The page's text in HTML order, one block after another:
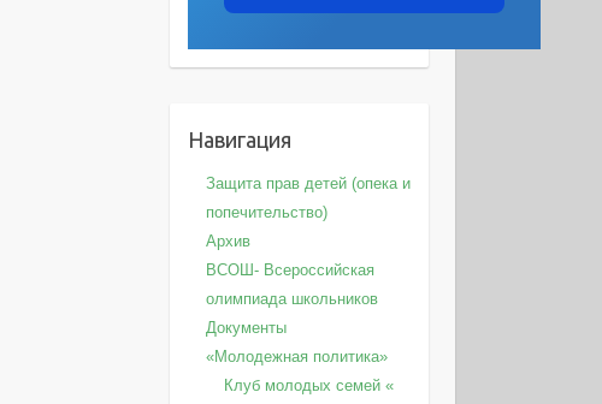
Навигация
Защита прав детей (опека и
попечительство)
Архив
ВСОШ- Всероссийская
олимпиада школьников
Документы
«Молодежная политика»
Клуб молодых семей «